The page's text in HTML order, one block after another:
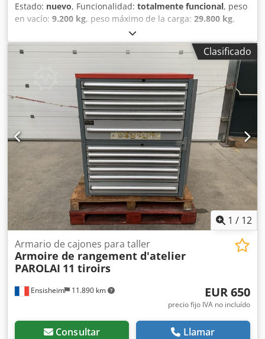
Estado: nuevo, Funcionalidad: totalmente funcional, peso
en vacío: 9.200 kg, peso máximo de la carga: 29.800 kg,
, configuración de ejes:
longitud del espacio de carga:10.000 mm, anchura del
espacio de carga:2.550 mm, altura del espacio de carga:
13.700 mm
2.550
, amortiguación:aire, tamaño del neumático:
245.70 R
blanco, freno de remolque:remolque con
freno, Año de fabricación:2026, Equipamiento:
ABS,
elevador trasero , semirremolque plataforma De Angelis,
nuevo, disponible para entrega inmediata, sujeto a
disponibilidad, 3 ejes con suspensión neumática, tercer
eje direccional, EBS, plataforma de 10 metros de longitud,
altura desde el suelo de 85 cm, rampas dobles
electrohidráulicas con doble pistón para una apertura
completa, rampas ajustables en anchura, rampas
galvanizadas en caliente, par de ganchos laterales tipo
Rud y alojamiento para puntales, suelo de chapa y
madera, n.º 12 neumáticos 245.70 R 17.5, laterales de
aluminio en el cuello, garantía del fabricante,
CONCESIONARIO INTERDRIVE SRL - PARMA. Dcjdpfx
Anjznm Tqevsk
Clasificado
1 / 12
Ensisheim 11.890 km
Armario de cajones para taller
Armoire de rangement d'atelier
PAROLAI 11 tiroirs
EUR 650
precio fijo IVA no incluído
Consultar Llamar